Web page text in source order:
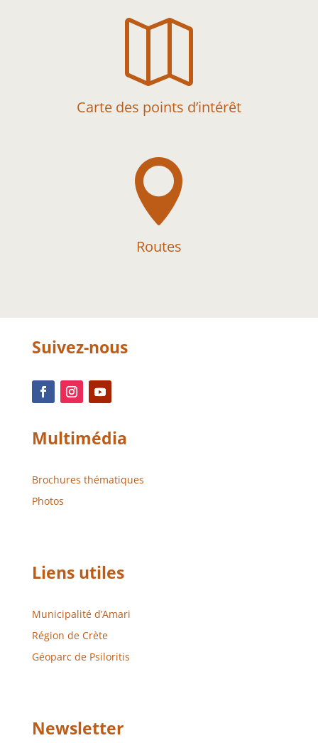

Carte des points d’intérêt

Routes
Suivez-nous
Multimédia
Brochures thématiques
Photos
Liens utiles
Municipalité d’Amari
Région de Crète
Géoparc de Psiloritis
Newsletter